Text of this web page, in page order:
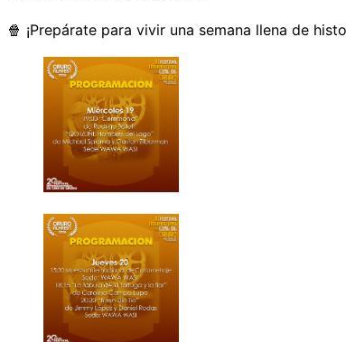
🍿 ¡Prepárate para vivir una semana llena de